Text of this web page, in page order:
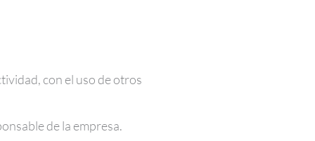
con el uso de otros
de la empresa.